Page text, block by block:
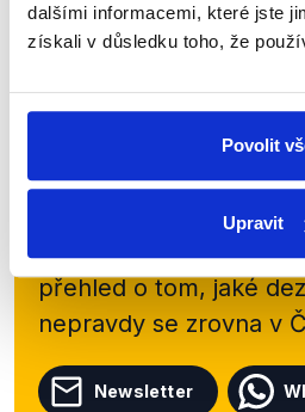
dalšími informacemi, které jste
získali v důsledku toho, že
Povolit
Upravit
Zůstaňme v
Přihlaste se k odběru
newsletteru nebo
kanálu, kde pravidelně
shrnutí
Začněte nás odebírat,
přehled o tom, jaké
nepravdy se zrovna v
Newsletter